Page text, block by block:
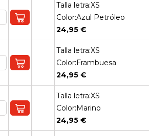
Talla letra:XS
Color:Azul Petróleo
24,95 €
Talla letra:XS
Color:Frambuesa
24,95 €
Talla letra:XS
Color:Marino
24,95 €